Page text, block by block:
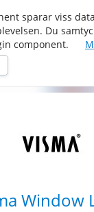
sparar viss
Du
component.
Window